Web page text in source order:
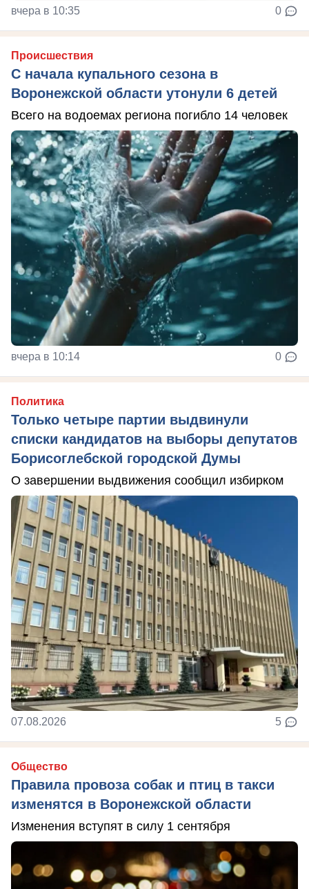
вчера в 10:35 0
Происшествия
С начала купального сезона в
Воронежской области утонули 6 детей
Всего на водоемах региона погибло 14 человек
вчера в 10:14 0
Политика
Только четыре партии выдвинули
списки кандидатов на выборы депутатов
Борисоглебской городской Думы
О завершении выдвижения сообщил избирком
07.08.2026 5
Общество
Правила провоза собак и птиц в такси
изменятся в Воронежской области
Изменения вступят в силу 1 сентября